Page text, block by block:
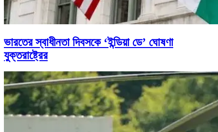
ভারতের স্বাধীনতা দিবসকে ‘ইন্ডিয়া ডে’ ঘোষণা
যুক্তরাষ্ট্রের